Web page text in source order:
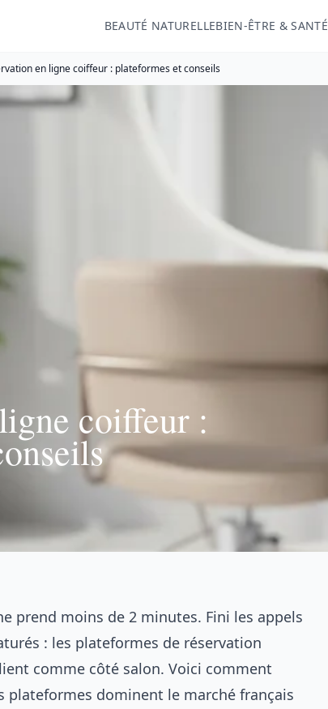
BEAUTÉ NATURELLEBIEN-ÊTRE & SANTÉ
en ligne coiffeur : plateformes et conseils
coiffeur :
prend moins de 2 minutes. Fini les appels
: les plateformes de réservation
comme côté salon. Voici comment
plateformes dominent le marché français